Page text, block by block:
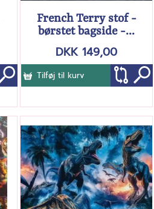
French Terry stof -
børstet bagside -...
DKK 149,00
Tilføj til kurv